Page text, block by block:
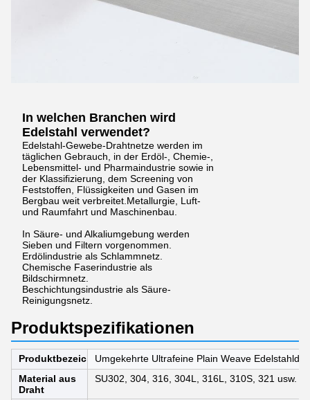
In welchen Branchen wird
Edelstahl verwendet?
Edelstahl-Gewebe-Drahtnetze werden im
täglichen Gebrauch, in der Erdöl-, Chemie-,
Lebensmittel- und Pharmaindustrie sowie in
der Klassifizierung, dem Screening von
Feststoffen, Flüssigkeiten und Gasen im
Bergbau weit verbreitet.Metallurgie, Luft-
und Raumfahrt und Maschinenbau.
In Säure- und Alkaliumgebung werden
Sieben und Filtern vorgenommen.
Erdölindustrie als Schlammnetz.
Chemische Faserindustrie als
Bildschirmnetz.
Beschichtungsindustrie als Säure-
Reinigungsnetz.
Produktspezifikationen
ProduktbezeichnungUmgekehrte Ultrafeine Plain Weave
Material aus
Draht
SU302, 304, 316, 304L, 316L, 310S, 321 usw.